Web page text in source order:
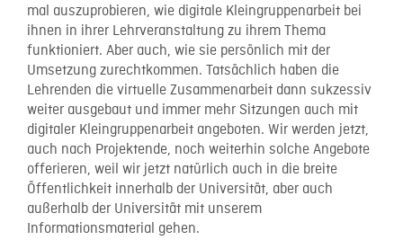
mal auszuprobieren, wie digitale Kleingruppenarbeit bei
ihnen in ihrer Lehrveranstaltung zu ihrem Thema
funktioniert. Aber auch, wie sie persönlich mit der
Umsetzung zurechtkommen. Tatsächlich haben die
Lehrenden die virtuelle Zusammenarbeit dann sukzessiv
weiter ausgebaut und immer mehr Sitzungen auch mit
digitaler Kleingruppenarbeit angeboten. Wir werden jetzt,
auch nach Projektende, noch weiterhin solche Angebote
offerieren, weil wir jetzt natürlich auch in die breite
Öffentlichkeit innerhalb der Universität, aber auch
außerhalb der Universität mit unserem
Informationsmaterial gehen.